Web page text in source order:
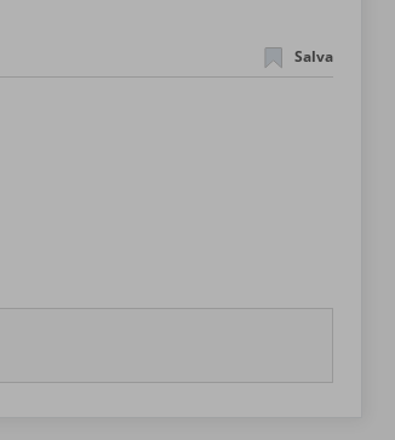
Salva